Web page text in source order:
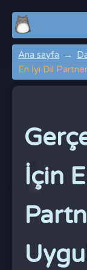
Ana sayfa
En İyi Dil
İçin